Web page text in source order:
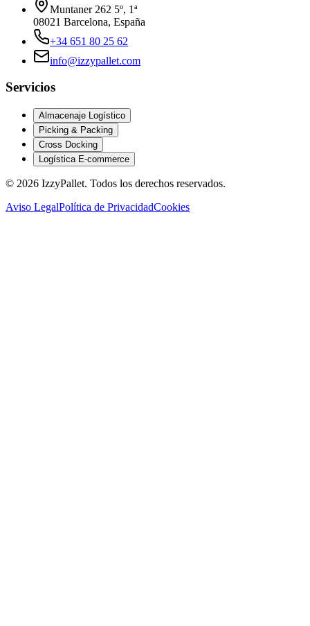
Muntaner 262 5º, 1ª
08021 Barcelona, España
+34 651 80 25 62
info@izzypallet.com
Servicios
Almacenaje Logístico
Picking & Packing
Cross Docking
Logística E-commerce
© 2026 IzzyPallet. Todos los derechos reservados.
Aviso LegalPolítica de PrivacidadCookies